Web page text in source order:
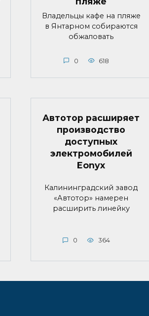
Владельцы кафе на пляже
в Янтарном собираются
обжаловать
0 618
Автотор расширяет
производство
доступных
электромобилей
Eonyx
Калининградский завод
«Автотор» намерен
расширить линейку
0 364